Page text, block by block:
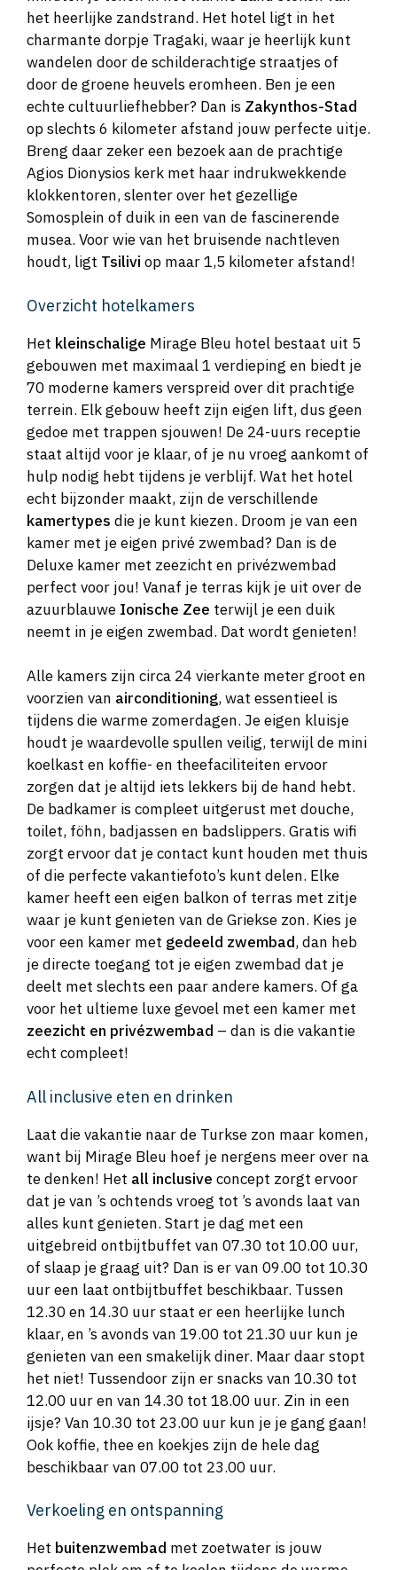
het heerlijke zandstrand. Het hotel ligt in het
charmante dorpje Tragaki, waar je heerlijk kunt
wandelen door de schilderachtige straatjes of
door de groene heuvels eromheen. Ben je een
echte cultuurliefhebber? Dan is Zakynthos-Stad
op slechts 6 kilometer afstand jouw perfecte uitje.
Breng daar zeker een bezoek aan de prachtige
Agios Dionysios kerk met haar indrukwekkende
klokkentoren, slenter over het gezellige
Somosplein of duik in een van de fascinerende
musea. Voor wie van het bruisende nachtleven
houdt, ligt Tsilivi op maar 1,5 kilometer afstand!
Overzicht hotelkamers
Het kleinschalige Mirage Bleu hotel bestaat uit 5
gebouwen met maximaal 1 verdieping en biedt je
70 moderne kamers verspreid over dit prachtige
terrein. Elk gebouw heeft zijn eigen lift, dus geen
gedoe met trappen sjouwen! De 24-uurs receptie
staat altijd voor je klaar, of je nu vroeg aankomt of
hulp nodig hebt tijdens je verblijf. Wat het hotel
echt bijzonder maakt, zijn de verschillende
kamertypes die je kunt kiezen. Droom je van een
kamer met je eigen privé zwembad? Dan is de
Deluxe kamer met zeezicht en privézwembad
perfect voor jou! Vanaf je terras kijk je uit over de
azuurblauwe Ionische Zee terwijl je een duik
neemt in je eigen zwembad. Dat wordt genieten!
Alle kamers zijn circa 24 vierkante meter groot en
voorzien van airconditioning, wat essentieel is
tijdens die warme zomerdagen. Je eigen kluisje
houdt je waardevolle spullen veilig, terwijl de mini
koelkast en koffie- en theefaciliteiten ervoor
zorgen dat je altijd iets lekkers bij de hand hebt.
De badkamer is compleet uitgerust met douche,
toilet, föhn, badjassen en badslippers. Gratis wifi
zorgt ervoor dat je contact kunt houden met thuis
of die perfecte vakantiefoto’s kunt delen. Elke
kamer heeft een eigen balkon of terras met zitje
waar je kunt genieten van de Griekse zon. Kies je
voor een kamer met gedeeld zwembad, dan heb
je directe toegang tot je eigen zwembad dat je
deelt met slechts een paar andere kamers. Of ga
voor het ultieme luxe gevoel met een kamer met
zeezicht en privézwembad – dan is die vakantie
echt compleet!
All inclusive eten en drinken
Laat die vakantie naar de Turkse zon maar komen,
want bij Mirage Bleu hoef je nergens meer over na
te denken! Het all inclusive concept zorgt ervoor
dat je van ’s ochtends vroeg tot ’s avonds laat van
alles kunt genieten. Start je dag met een
uitgebreid ontbijtbuffet van 07.30 tot 10.00 uur,
of slaap je graag uit? Dan is er van 09.00 tot 10.30
uur een laat ontbijtbuffet beschikbaar. Tussen
12.30 en 14.30 uur staat er een heerlijke lunch
klaar, en ’s avonds van 19.00 tot 21.30 uur kun je
genieten van een smakelijk diner. Maar daar stopt
het niet! Tussendoor zijn er snacks van 10.30 tot
12.00 uur en van 14.30 tot 18.00 uur. Zin in een
ijsje? Van 10.30 tot 23.00 uur kun je je gang gaan!
Ook koffie, thee en koekjes zijn de hele dag
beschikbaar van 07.00 tot 23.00 uur.
Verkoeling en ontspanning
Het buitenzwembad met zoetwater is jouw